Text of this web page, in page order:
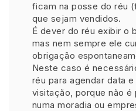
ficam na posse do réu
que sejam vendidos.
É dever do réu exibir o
mas nem sempre ele
obrigação
Neste caso é
réu para agendar data
visitação, porque não é
numa moradia ou